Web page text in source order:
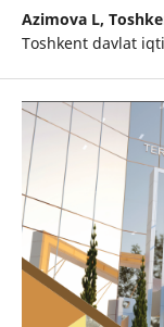
Azimova L,
Toshkent davlat